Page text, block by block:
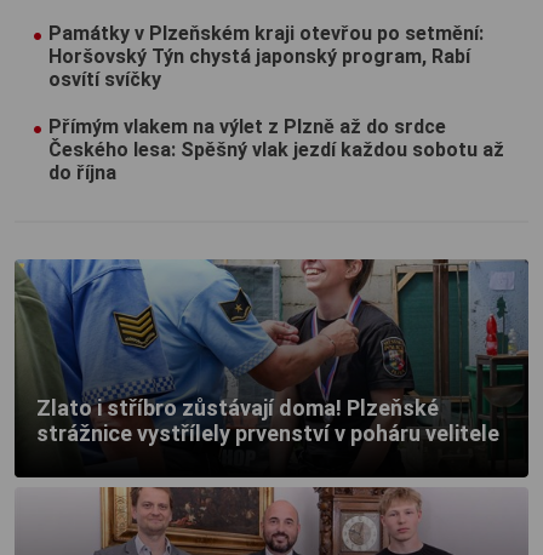
Památky v Plzeňském kraji otevřou po setmění:
Horšovský Týn chystá japonský program, Rabí
osvítí svíčky
Přímým vlakem na výlet z Plzně až do srdce
Českého lesa: Spěšný vlak jezdí každou sobotu až
do října
Zlato i stříbro zůstávají doma! Plzeňské
strážnice vystřílely prvenství v poháru velitele